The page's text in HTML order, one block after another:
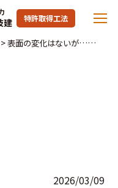
建 特許取得工法
表面の変化はないが……
2026/03/09